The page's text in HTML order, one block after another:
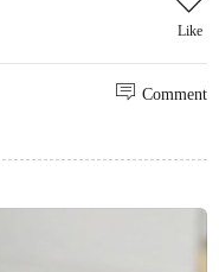
Like
Comment